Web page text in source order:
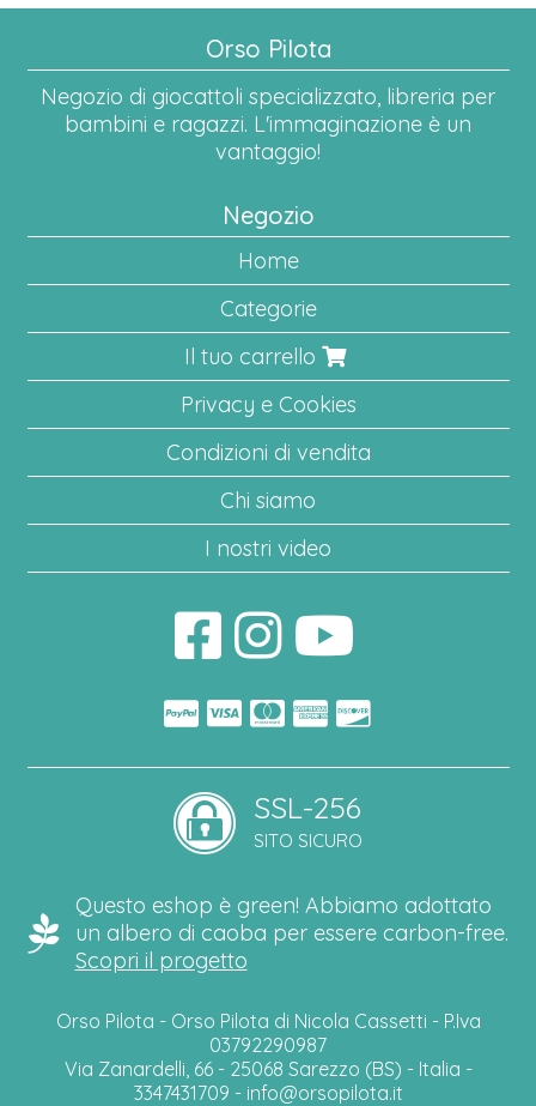
Orso Pilota
Negozio di giocattoli specializzato, libreria per
bambini e ragazzi. L'immaginazione è un
vantaggio!
Negozio
Home
Categorie
Il tuo carrello
Privacy e Cookies
Condizioni di vendita
Chi siamo
I nostri video
SSL-256
SITO SICURO
Questo eshop è green! Abbiamo adottato
un albero di caoba per essere carbon-free.
Scopri il progetto
Orso Pilota - Orso Pilota di Nicola Cassetti - P.Iva
03792290987
Via Zanardelli, 66 - 25068 Sarezzo (BS) - Italia -
3347431709 - info@orsopilota.it